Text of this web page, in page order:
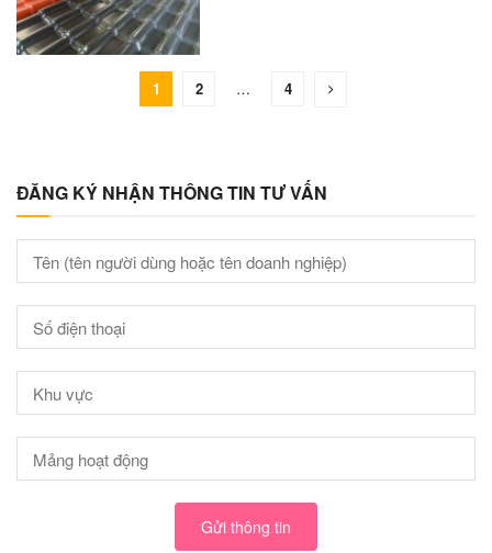
1 2 … 4
ĐĂNG KÝ NHẬN THÔNG TIN TƯ VẤN
Gửi thông tin